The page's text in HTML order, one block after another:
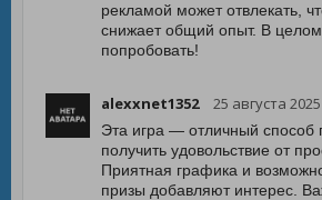
рекламой может отвлекать,
снижает общий опыт. В
попробовать!
alexxnet1352 25 августа
Эта игра — отличный способ
получить удовольствие от
Приятная графика и
призы добавляют интерес.